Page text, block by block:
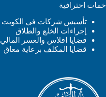
خمات احترافية
تأسيس شركات في الكويت
إجراءات الخلع والطلاق
قضايا افلاس والعسر المالي
قضايا المكلف برعاية معاق